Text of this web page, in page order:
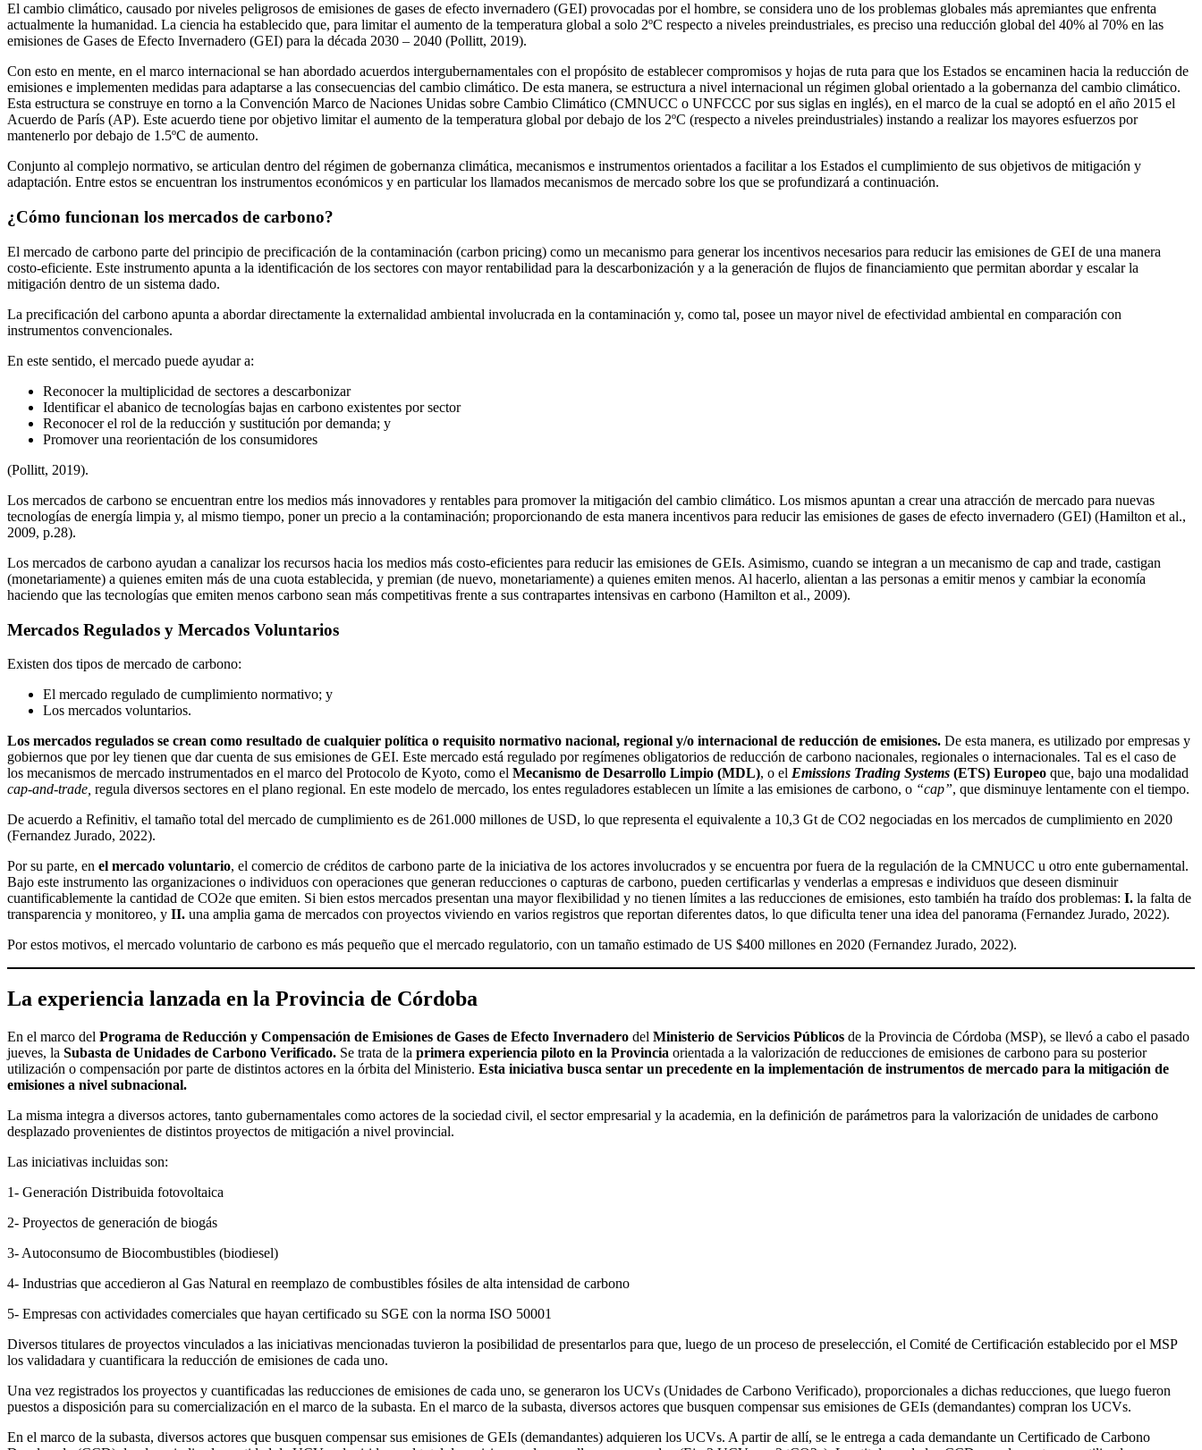
El cambio climático, causado por niveles peligrosos de emisiones de gases de efecto invernadero (GEI) provocadas por el hombre, se considera uno de los problemas globales más apremiantes que enfrenta
actualmente la humanidad. La ciencia ha establecido que, para limitar el aumento de la temperatura global a solo 2ºC respecto a niveles preindustriales, es preciso una reducción global del 40% al 70% en las
emisiones de Gases de Efecto Invernadero (GEI) para la década 2030 – 2040 (Pollitt, 2019).
Con esto en mente, en el marco internacional se han abordado acuerdos intergubernamentales con el propósito de establecer compromisos y hojas de ruta para que los Estados se encaminen hacia la reducción de
emisiones e implementen medidas para adaptarse a las consecuencias del cambio climático. De esta manera, se estructura a nivel internacional un régimen global orientado a la gobernanza del cambio climático.
Esta estructura se construye en torno a la Convención Marco de Naciones Unidas sobre Cambio Climático (CMNUCC o UNFCCC por sus siglas en inglés), en el marco de la cual se adoptó en el año 2015 el
Acuerdo de París (AP). Este acuerdo tiene por objetivo limitar el aumento de la temperatura global por debajo de los 2ºC (respecto a niveles preindustriales) instando a realizar los mayores esfuerzos por
mantenerlo por debajo de 1.5ºC de aumento.
Conjunto al complejo normativo, se articulan dentro del régimen de gobernanza climática, mecanismos e instrumentos orientados a facilitar a los Estados el cumplimiento de sus objetivos de mitigación y
adaptación. Entre estos se encuentran los instrumentos económicos y en particular los llamados mecanismos de mercado sobre los que se profundizará a continuación.
¿Cómo funcionan los mercados de carbono?
El mercado de carbono parte del principio de precificación de la contaminación (carbon pricing) como un mecanismo para generar los incentivos necesarios para reducir las emisiones de GEI de una manera
costo-eficiente. Este instrumento apunta a la identificación de los sectores con mayor rentabilidad para la descarbonización y a la generación de flujos de financiamiento que permitan abordar y escalar la
mitigación dentro de un sistema dado.
La precificación del carbono apunta a abordar directamente la externalidad ambiental involucrada en la contaminación y, como tal, posee un mayor nivel de efectividad ambiental en comparación con
instrumentos convencionales.
En este sentido, el mercado puede ayudar a:
Reconocer la multiplicidad de sectores a descarbonizar
Identificar el abanico de tecnologías bajas en carbono existentes por sector
Reconocer el rol de la reducción y sustitución por demanda; y
Promover una reorientación de los consumidores
(Pollitt, 2019).
Los mercados de carbono se encuentran entre los medios más innovadores y rentables para promover la mitigación del cambio climático. Los mismos apuntan a crear una atracción de mercado para nuevas
tecnologías de energía limpia y, al mismo tiempo, poner un precio a la contaminación; proporcionando de esta manera incentivos para reducir las emisiones de gases de efecto invernadero (GEI) (Hamilton et al.,
2009, p.28).
Los mercados de carbono ayudan a canalizar los recursos hacia los medios más costo-eficientes para reducir las emisiones de GEIs. Asimismo, cuando se integran a un mecanismo de cap and trade, castigan
(monetariamente) a quienes emiten más de una cuota establecida, y premian (de nuevo, monetariamente) a quienes emiten menos. Al hacerlo, alientan a las personas a emitir menos y cambiar la economía
haciendo que las tecnologías que emiten menos carbono sean más competitivas frente a sus contrapartes intensivas en carbono (Hamilton et al., 2009).
Mercados Regulados y Mercados Voluntarios
Existen dos tipos de mercado de carbono:
El mercado regulado de cumplimiento normativo; y
Los mercados voluntarios.
Los mercados regulados se crean como resultado de cualquier política o requisito normativo nacional, regional y/o internacional de reducción de emisiones. De esta manera, es utilizado por empresas y
gobiernos que por ley tienen que dar cuenta de sus emisiones de GEI. Este mercado está regulado por regímenes obligatorios de reducción de carbono nacionales, regionales o internacionales. Tal es el caso de
los mecanismos de mercado instrumentados en el marco del Protocolo de Kyoto, como el Mecanismo de Desarrollo Limpio (MDL), o el Emissions Trading Systems (ETS) Europeo que, bajo una modalidad
cap-and-trade, regula diversos sectores en el plano regional. En este modelo de mercado, los entes reguladores establecen un límite a las emisiones de carbono, o “cap”, que disminuye lentamente con el tiempo.
De acuerdo a Refinitiv, el tamaño total del mercado de cumplimiento es de 261.000 millones de USD, lo que representa el equivalente a 10,3 Gt de CO2 negociadas en los mercados de cumplimiento en 2020
(Fernandez Jurado, 2022).
Por su parte, en el mercado voluntario, el comercio de créditos de carbono parte de la iniciativa de los actores involucrados y se encuentra por fuera de la regulación de la CMNUCC u otro ente gubernamental.
Bajo este instrumento las organizaciones o individuos con operaciones que generan reducciones o capturas de carbono, pueden certificarlas y venderlas a empresas e individuos que deseen disminuir
cuantificablemente la cantidad de CO2e que emiten. Si bien estos mercados presentan una mayor flexibilidad y no tienen límites a las reducciones de emisiones, esto también ha traído dos problemas: I. la falta de
transparencia y monitoreo, y II. una amplia gama de mercados con proyectos viviendo en varios registros que reportan diferentes datos, lo que dificulta tener una idea del panorama (Fernandez Jurado, 2022).
Por estos motivos, el mercado voluntario de carbono es más pequeño que el mercado regulatorio, con un tamaño estimado de US $400 millones en 2020 (Fernandez Jurado, 2022).
La experiencia lanzada en la Provincia de Córdoba
En el marco del Programa de Reducción y Compensación de Emisiones de Gases de Efecto Invernadero del Ministerio de Servicios Públicos de la Provincia de Córdoba (MSP), se llevó a cabo el pasado
jueves, la Subasta de Unidades de Carbono Verificado. Se trata de la primera experiencia piloto en la Provincia orientada a la valorización de reducciones de emisiones de carbono para su posterior
utilización o compensación por parte de distintos actores en la órbita del Ministerio. Esta iniciativa busca sentar un precedente en la implementación de instrumentos de mercado para la mitigación de
emisiones a nivel subnacional.
La misma integra a diversos actores, tanto gubernamentales como actores de la sociedad civil, el sector empresarial y la academia, en la definición de parámetros para la valorización de unidades de carbono
desplazado provenientes de distintos proyectos de mitigación a nivel provincial.
Las iniciativas incluidas son:
1- Generación Distribuida fotovoltaica
2- Proyectos de generación de biogás
3- Autoconsumo de Biocombustibles (biodiesel)
4- Industrias que accedieron al Gas Natural en reemplazo de combustibles fósiles de alta intensidad de carbono
5- Empresas con actividades comerciales que hayan certificado su SGE con la norma ISO 50001
Diversos titulares de proyectos vinculados a las iniciativas mencionadas tuvieron la posibilidad de presentarlos para que, luego de un proceso de preselección, el Comité de Certificación establecido por el MSP
los validadara y cuantificara la reducción de emisiones de cada uno.
Una vez registrados los proyectos y cuantificadas las reducciones de emisiones de cada uno, se generaron los UCVs (Unidades de Carbono Verificado), proporcionales a dichas reducciones, que luego fueron
puestos a disposición para su comercialización en el marco de la subasta. En el marco de la subasta, diversos actores que busquen compensar sus emisiones de GEIs (demandantes) compran los UCVs.
En el marco de la subasta, diversos actores que busquen compensar sus emisiones de GEIs (demandantes) adquieren los UCVs. A partir de allí, se le entrega a cada demandante un Certificado de Carbono